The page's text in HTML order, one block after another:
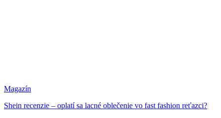
Magazín
Shein recenzie – oplatí sa lacné oblečenie vo fast fashion reťazci?